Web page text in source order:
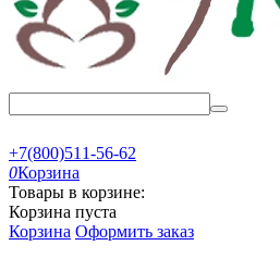
+7(800)511-56-62
0Корзина
Товары в корзине:
Корзина пуста
Корзина Оформить заказ